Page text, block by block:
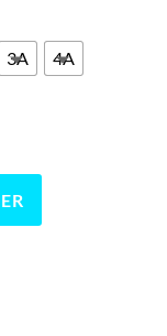
3A
4A